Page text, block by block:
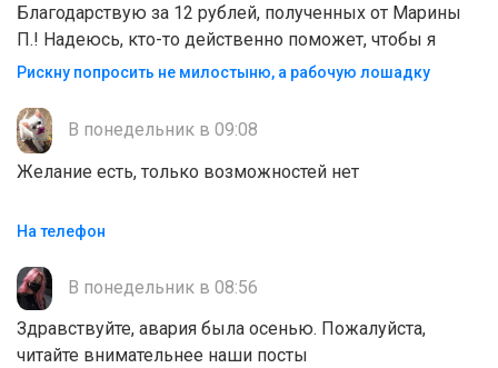
Благодарствую за 12 рублей, полученных от Марины
П.! Надеюсь, кто-то действенно поможет, чтобы я
Рискну попросить не милостыню, а рабочую лошадку
В понедельник в 09:08
Желание есть, только возможностей нет
На телефон
В понедельник в 08:56
Здравствуйте, авария была осенью. Пожалуйста,
читайте внимательнее наши посты